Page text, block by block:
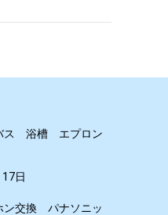
ス 浴槽 エプロン
日
ン交換 パナソニッ